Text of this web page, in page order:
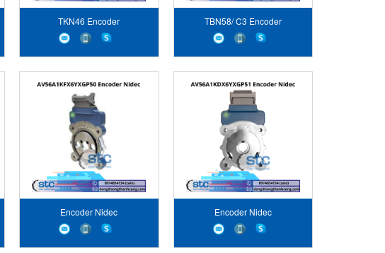
TKN46 Encoder TBN58/ C3 Encoder
Encoder Nidec Encoder Nidec